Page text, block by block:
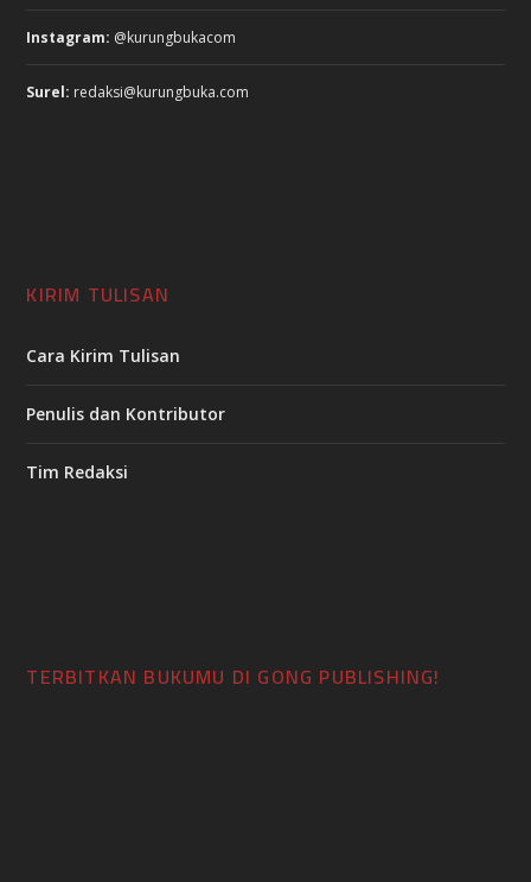
Instagram: @kurungbukacom
Surel: redaksi@kurungbuka.com
KIRIM TULISAN
Cara Kirim Tulisan
Penulis dan Kontributor
Tim Redaksi
TERBITKAN BUKUMU DI GONG PUBLISHING!